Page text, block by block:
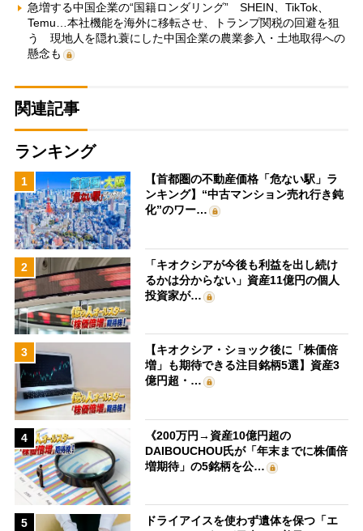
急増する中国企業の“国籍ロンダリング” SHEIN、TikTok、
Temu…本社機能を海外に移転させ、トランプ関税の回避を狙
う 現地人を隠れ蓑にした中国企業の農業参入・土地取得への
懸念も
関連記事
ランキング
1
【首都圏の不動産価格「危ない駅」ラ
ンキング】“中古マンション売れ行き鈍
化”のワー…
2
「キオクシアが今後も利益を出し続け
るかは分からない」資産11億円の個人
投資家が…
3
【キオクシア・ショック後に「株価倍
増」も期待できる注目銘柄5選】資産3
億円超・…
4
《200万円→資産10億円超の
DAIBOUCHOU氏が「年末までに株価倍
増期待」の5銘柄を公…
5
ドライアイスを使わず遺体を保つ「エ